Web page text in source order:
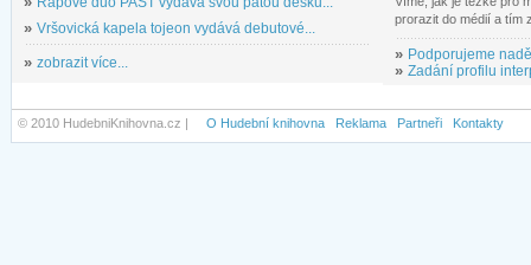
» Vršovická kapela tojeon vydává debutové...
» zobrazit více...
prorazit do médií a tím
» Podporujeme
» Zadání profilu
© 2010 HudebniKnihovna.cz | O Hudební knihovna Reklama Partneři Kontakty